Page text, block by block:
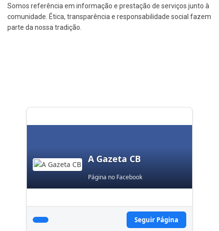
Somos referência em informação e prestação de serviços junto à
comunidade. Ética, transparência e responsabilidade social fazem
parte da nossa tradição.
A Gazeta CB
Página no Facebook
Seguir Página